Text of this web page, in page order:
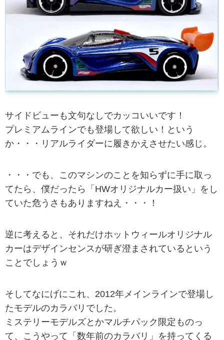
サイドビューも文句なしでカッコいいです！
プレミアムラインでも登場して欲しい！という
か・・・リアルライダーに履きかえさせたい感じ。
・・・でも、このマシンのことを知らずに手に取っ
てたら、僕だったら「HWオリジナルカー扱い」をし
ていた危うさもありますねえ・・・！
逆に考えると、それだけホットウィールオリジナル
カーはデザインセンスが研ぎ澄まされているという
ことでしょうｗ
そしてなにげにこれ、2012年メインラインで登場し
たモデルのカラバリでした。
ミステリーモデルズとかマルチパック限定ものっ
て、こうやって「数年前のカラバリ」を持ってくる